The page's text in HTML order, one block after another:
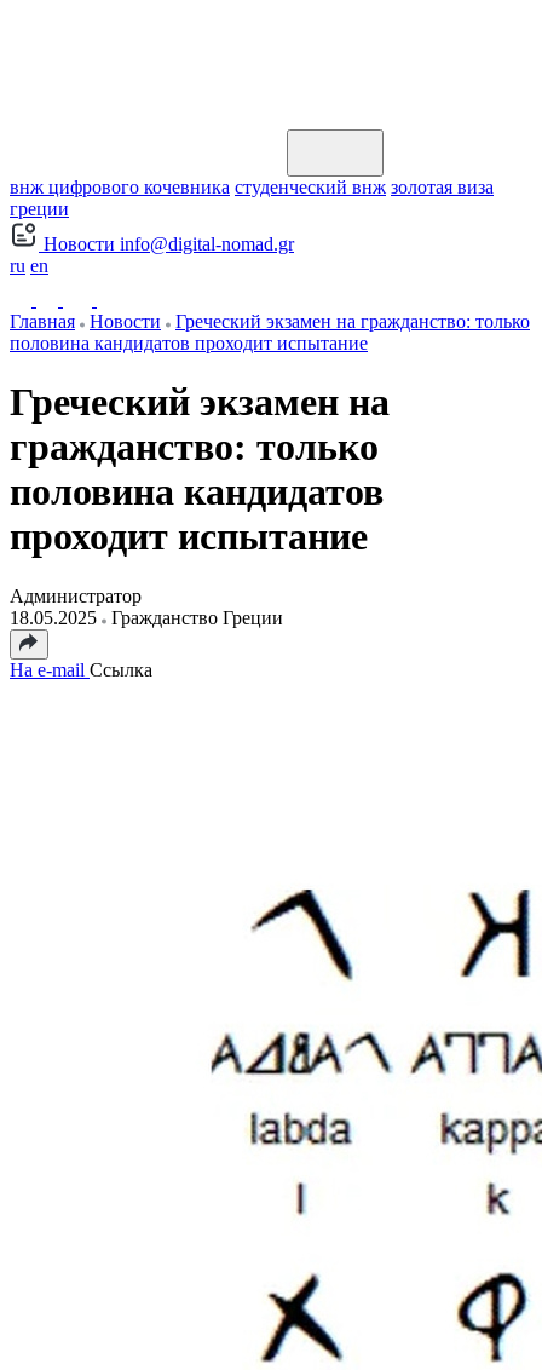
внж цифрового кочевника студенческий внж золотая виза
греции
Новости info@digital-nomad.gr
ru en
Главная Новости
Греческий экзамен на гражданство: только
половина кандидатов проходит испытание
Греческий экзамен на
гражданство: только
половина кандидатов
проходит испытание
Администратор
18.05.2025
Гражданство Греции
На e-mail Ссылка